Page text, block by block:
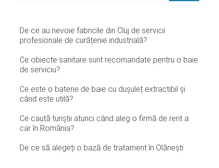
De ce au nevoie fabricile din Cluj de servicii
profesionale de curățenie industrială?
Ce obiecte sanitare sunt recomandate pentru o baie
de serviciu?
Ce este o baterie de baie cu dușuleț extractibil și
când este utilă?
Ce caută turiștii atunci când aleg o firmă de rent a
car în România?
De ce să alegeți o bază de tratament în Olănești